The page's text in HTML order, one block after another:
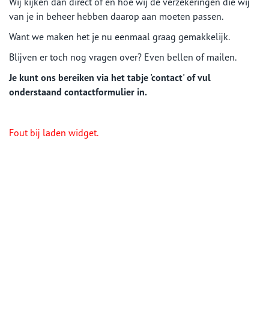
van je in beheer hebben daarop aan moeten passen.
Want we maken het je nu eenmaal graag gemakkelijk.
Blijven er toch nog vragen over? Even bellen of mailen.
Je kunt ons bereiken via het tabje 'contact' of vul
onderstaand contactformulier in.
Fout bij laden widget.